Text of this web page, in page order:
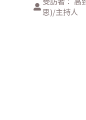
思)/主持人